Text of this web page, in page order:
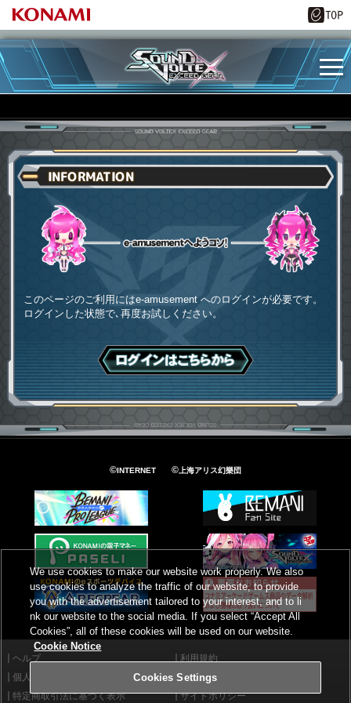
INFORMATION
このページのご利用にはe-amusement へのログインが必要です。
ログインした状態で､再度お試しください。
ログインはこちら
©INTERNET ©上海アリス幻樂団
ヘルプ
利用規約
個人情報等保護方針
外部送信について
特定商取引法に基づく表示
サイトポリシー
We use cookies to make our website work properly. We also
use cookies to analyze the traffic of our website, to provide
you with the advertisement tailored to your interest, and to li
nk our website to the social media. If you select “Accept All
Cookies”, all of these cookies will be used on our website.
Cookie Notice
Cookies Settings